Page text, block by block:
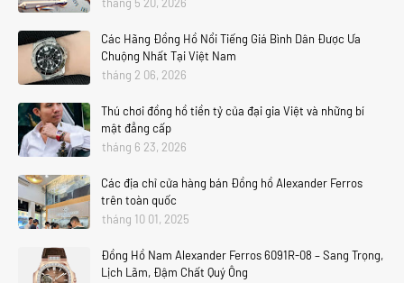
Các Hãng Đồng Hồ Nổi Tiếng Giá Bình Dân Được Ưa
Chuộng Nhất Tại Việt Nam
tháng 2 06, 2026
Thú chơi đồng hồ tiền tỷ của đại gia Việt và những bí
mật đẳng cấp
tháng 6 23, 2026
Các địa chỉ cửa hàng bán Đồng hồ Alexander Ferros
trên toàn quốc
tháng 10 01, 2025
Đồng Hồ Nam Alexander Ferros 6091R-08 – Sang Trọng,
Lịch Lãm, Đậm Chất Quý Ông